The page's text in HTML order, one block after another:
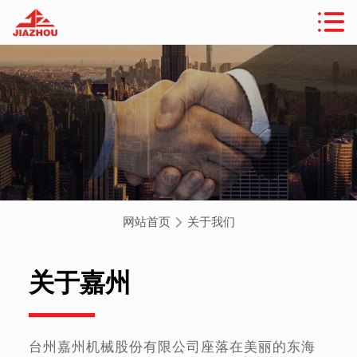
网站首页 关于我们
关于嘉州
台州嘉州机械股份有限公司座落在美丽的东海